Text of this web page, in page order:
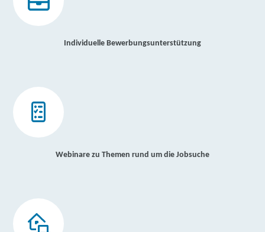
Individuelle Bewerbungsunterstützung
Webinare zu Themen rund um die Jobsuche